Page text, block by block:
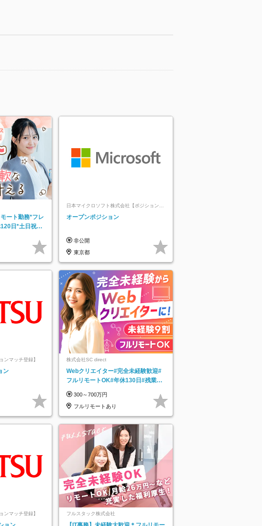
ート勤務*フレ
日*土日祝休
日本マイクロソフト株式会社【ポジションマ
ッチ登録】
オープンポジション
非公開
東京都
ンマッチ登録】
ン
株式会社SC direct
Webクリエイター#完全未経験歓迎#
フルリモートOK#年休130日#残業月
300～700万円
フルリモートあり
ンマッチ登録】 フルスタック株式会社